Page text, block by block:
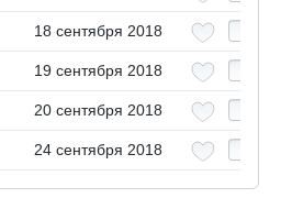
18 сентября 2018
19 сентября 2018
20 сентября 2018
24 сентября 2018